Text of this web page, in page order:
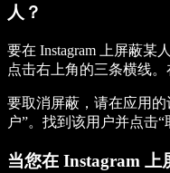
人？
要在 Instagram 上屏蔽某
点击右上角的三条横线。
要取消屏蔽，请在应用的
户”。找到该用户并点击“
当您在 Instagram 上